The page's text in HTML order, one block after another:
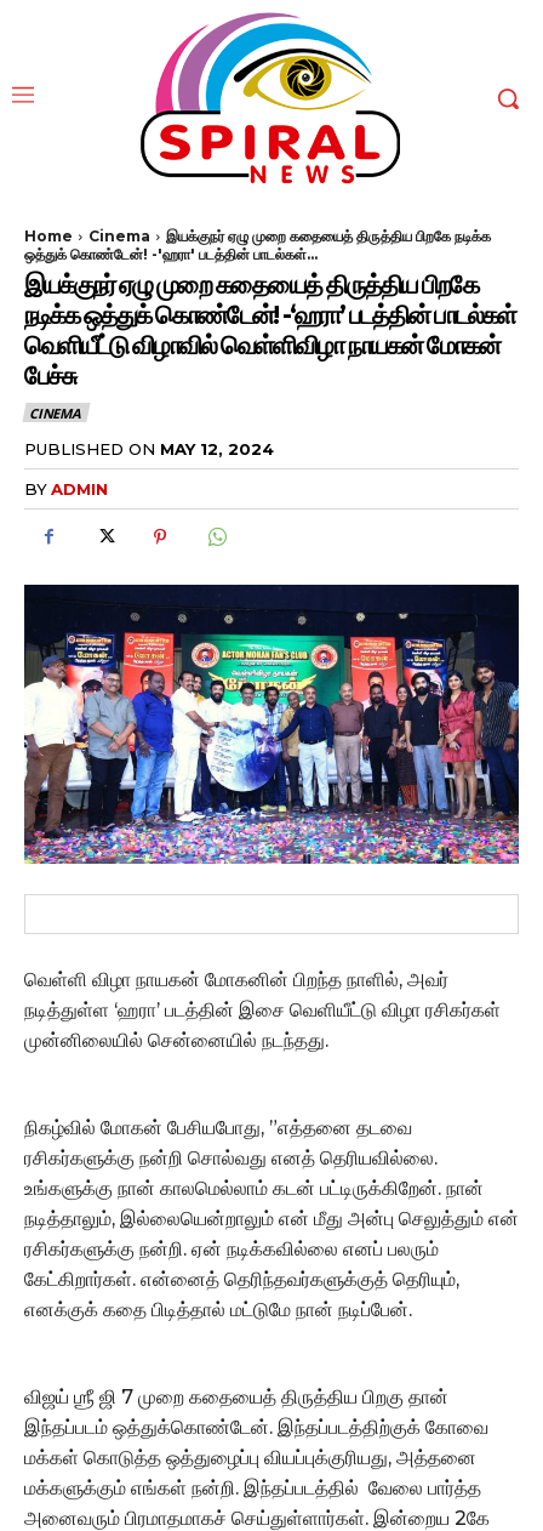
Home Cinema
இயக்குநர் ஏழு முறை கதையைத் திருத்திய பிறகே நடிக்க
ஒத்துக் கொண்டேன்! -'ஹரா' படத்தின் பாடல்கள்...
இயக்குநர் ஏழு முறை கதையைத் திருத்திய பிறகே
நடிக்க ஒத்துக் கொண்டேன்! -‘ஹரா’ படத்தின் பாடல்கள்
வெளியீட்டு விழாவில் வெள்ளிவிழா நாயகன் மோகன்
பேச்சு
CINEMA
PUBLISHED ON MAY 12, 2024
BYADMIN
வெள்ளி விழா நாயகன் மோகனின் பிறந்த நாளில், அவர்
நடித்துள்ள ‘ஹரா’ படத்தின் இசை வெளியீட்டு விழா ரசிகர்கள்
முன்னிலையில் சென்னையில் நடந்தது.
நிகழ்வில் மோகன் பேசியபோது, ”எத்தனை தடவை
ரசிகர்களுக்கு நன்றி சொல்வது எனத் தெரியவில்லை.
உங்களுக்கு நான் காலமெல்லாம் கடன் பட்டிருக்கிறேன். நான்
நடித்தாலும், இல்லையென்றாலும் என் மீது அன்பு செலுத்தும் என்
ரசிகர்களுக்கு நன்றி. ஏன் நடிக்கவில்லை எனப் பலரும்
கேட்கிறார்கள். என்னைத் தெரிந்தவர்களுக்குத் தெரியும்,
எனக்குக் கதை பிடித்தால் மட்டுமே நான் நடிப்பேன்.
விஜய் ஶ்ரீ ஜி 7 முறை கதையைத் திருத்திய பிறகு தான்
இந்தப்படம் ஒத்துக்கொண்டேன். இந்தப்படத்திற்குக் கோவை
மக்கள் கொடுத்த ஒத்துழைப்பு வியப்புக்குரியது, அத்தனை
மக்களுக்கும் எங்கள் நன்றி. இந்தப்படத்தில் வேலை பார்த்த
அனைவரும் பிரமாதமாகச் செய்துள்ளார்கள். இன்றைய 2கே